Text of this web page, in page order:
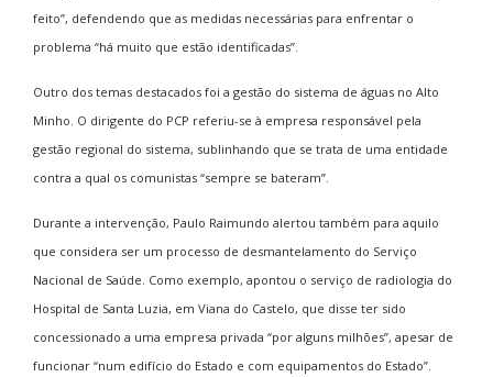
feito”, defendendo que as medidas necessárias para enfrentar o
problema “há muito que estão identificadas”.
Outro dos temas destacados foi a gestão do sistema de águas no Alto
Minho. O dirigente do PCP referiu-se à empresa responsável pela
gestão regional do sistema, sublinhando que se trata de uma entidade
contra a qual os comunistas “sempre se bateram”.
Durante a intervenção, Paulo Raimundo alertou também para aquilo
que considera ser um processo de desmantelamento do Serviço
Nacional de Saúde. Como exemplo, apontou o serviço de radiologia do
Hospital de Santa Luzia, em Viana do Castelo, que disse ter sido
concessionado a uma empresa privada “por alguns milhões”, apesar de
funcionar “num edifício do Estado e com equipamentos do Estado”.